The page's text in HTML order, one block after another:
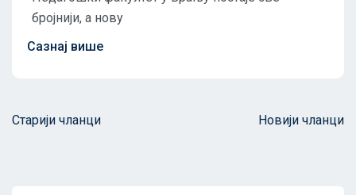
бројнији, а нову
Старији чланци Новији чланци